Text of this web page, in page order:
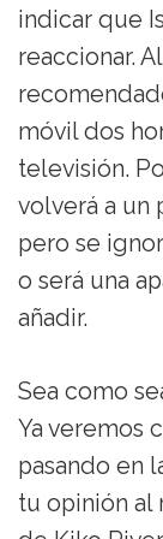
indicar que
reaccionar.
móvil dos
televisión.
volverá a un
pero se
o será una
añadir.
Sea como
Ya veremos
pasando en
tu opinión al